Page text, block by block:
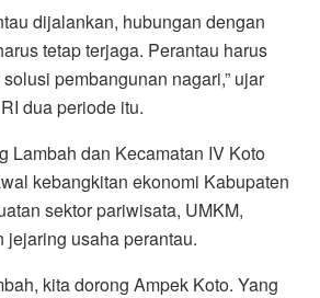
dijalankan, hubungan dengan
tetap terjaga. Perantau harus
pembangunan nagari,” ujar
dua periode itu.
Lambah dan Kecamatan IV Koto
kebangkitan ekonomi Kabupaten
sektor pariwisata, UMKM,
jejaring usaha perantau.
kita dorong Ampek Koto. Yang